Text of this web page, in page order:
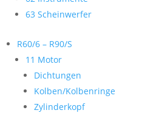
63 Scheinwerfer
R60/6 – R90/S
11 Motor
Dichtungen
Kolben/Kolbenringe
Zylinderkopf